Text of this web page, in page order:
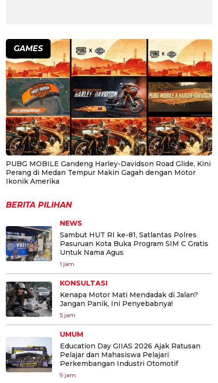
GAMES
PUBG MOBILE Gandeng Harley-Davidson Road Glide, Kini
Perang di Medan Tempur Makin Gagah dengan Motor
Ikonik Amerika
BERITA PILIHAN
NEWS
Sambut HUT RI ke-81, Satlantas Polres
Pasuruan Kota Buka Program SIM C Gratis
Untuk Nama Agus
1 jam
KONSULTASI
Kenapa Motor Mati Mendadak di Jalan?
Jangan Panik, Ini Penyebabnya!
5 jam
UMUM
Education Day GIIAS 2026 Ajak Ratusan
Pelajar dan Mahasiswa Pelajari
Perkembangan Industri Otomotif
9 jam